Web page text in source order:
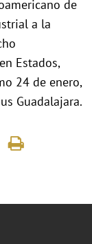
de
a la
Estados,
24 de enero,
Guadalajara.